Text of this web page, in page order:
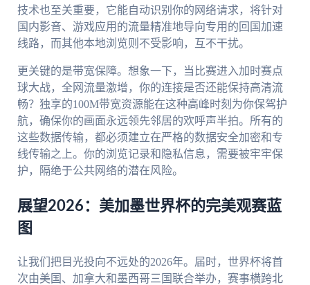
技术也至关重要，它能自动识别你的网络请求，将针对
国内影音、游戏应用的流量精准地导向专用的回国加速
线路，而其他本地浏览则不受影响，互不干扰。
更关键的是带宽保障。想象一下，当比赛进入加时赛点
球大战，全网流量激增，你的连接是否还能保持高清流
畅？独享的100M带宽资源能在这种高峰时刻为你保驾护
航，确保你的画面永远领先邻居的欢呼声半拍。所有的
这些数据传输，都必须建立在严格的数据安全加密和专
线传输之上。你的浏览记录和隐私信息，需要被牢牢保
护，隔绝于公共网络的潜在风险。
展望2026：美加墨世界杯的完美观赛蓝
图
让我们把目光投向不远处的2026年。届时，世界杯将首
次由美国、加拿大和墨西哥三国联合举办，赛事横跨北